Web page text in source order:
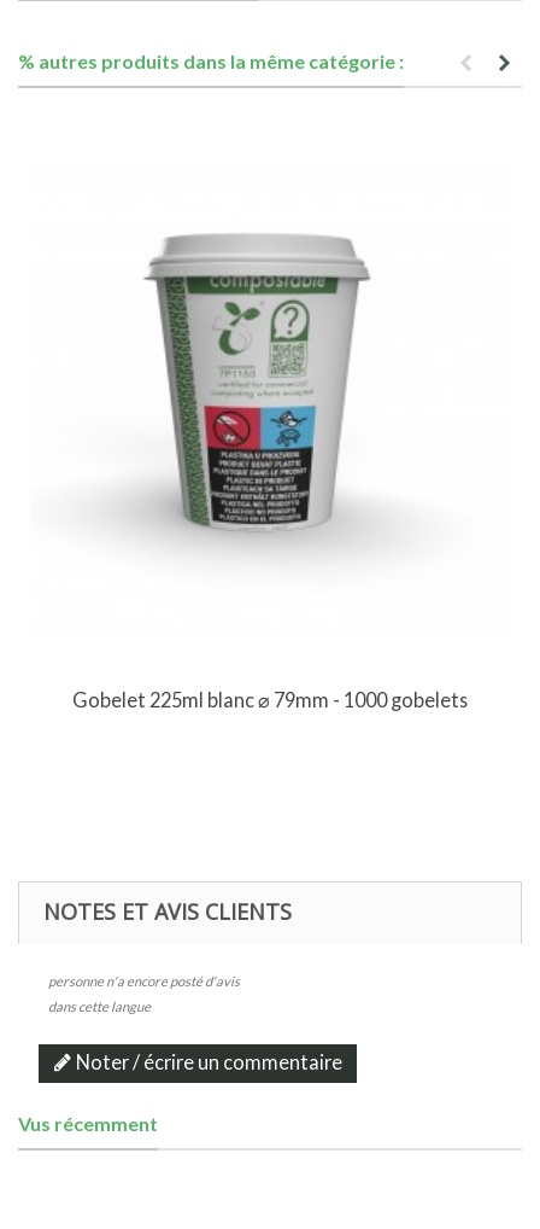
% autres produits dans la même catégorie :
Gobelet 225ml blanc ⌀ 79mm - 1000 gobelets
NOTES ET AVIS CLIENTS
personne n'a encore posté d'avis
dans cette langue
Noter / écrire un commentaire
Vus récemment